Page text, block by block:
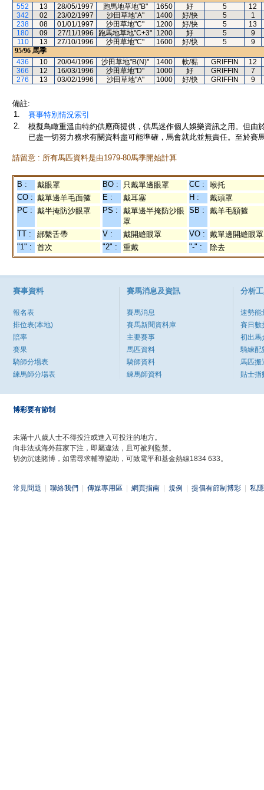
552
13 28/05/1997 跑馬地草地"B" 1650 好 5
12
342
02 23/02/1997 沙田草地"A" 1400 好/快 5
1
238
08 01/01/1997 沙田草地"C" 1200 好/快 5
13
180
09 27/11/1996 跑馬地草地"C+3" 1200 好 5
9
110
13 27/10/1996 沙田草地"C" 1600 好/快 5
9
95/96 馬季
436
10 20/04/1996 沙田草地"B(N)" 1400 軟/黏 GRIFFIN
12
366
12 16/03/1996 沙田草地"D" 1000 好 GRIFFIN
7
276
13 03/02/1996 沙田草地"A" 1000 好/快 GRIFFIN 9
備註:
1.
賽事特別情況索引
2.
模擬鳥瞰重溫由特約供應商提供，供馬迷作個人娛樂資訊之用。但
已盡一切努力務求有關資料盡可能準確，馬會就此並無責任。至於賽
請留意 : 所有馬匹資料是由1979-80馬季開始計算
B : 戴眼罩 BO : 只戴單邊眼罩 CC :
喉托
CO : 戴單邊羊毛面箍 E : 戴耳塞 H :
戴頭罩
PC : 戴半掩防沙眼罩 PS :
戴單邊半掩防沙眼
罩
SB : 戴羊毛額箍
TT : 綁繫舌帶 V : 戴開縫眼罩 VO : 戴單邊開縫眼罩
"1" :
首次 "2" : 重戴 "-" : 除去
賽事資料
報名表
排位表(本地)
賠率
賽果
騎師分場表
練馬師分場表
賽馬消息及資訊
賽馬消息
賽馬新聞資料庫
主要賽事
馬匹資料
騎師資料
練馬師資料
分析
速勢能
賽日數
初出馬
騎練配
馬匹搬
貼士指
博彩要有節制
未滿十八歲人士不得投注或進入可投注的地方。
向非法或海外莊家下注，即屬違法，且可被判監禁。
切勿沉迷賭博，如需尋求輔導協助，可致電平和基金熱線1834 633。
常見問題 聯絡我們 傳媒專用區 網頁指南 規例 提倡有節制博彩 私